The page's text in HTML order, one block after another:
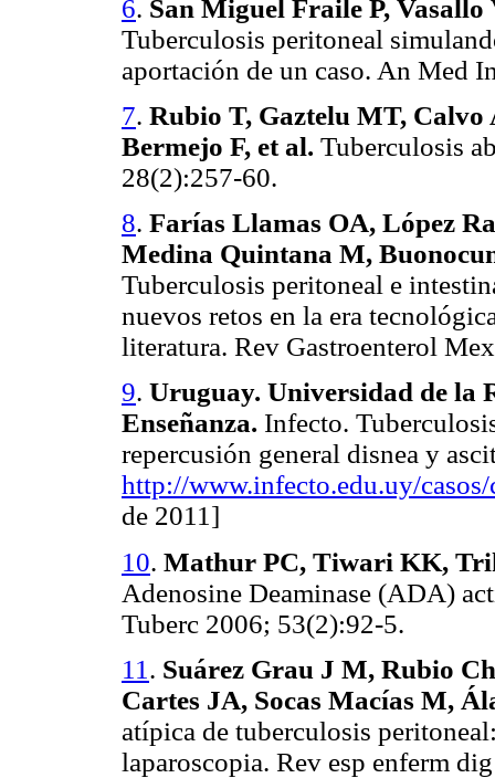
6. San Miguel Fraile P,
Tuberculosis peritoneal
aportación de un caso. An Med
7. Rubio T, Gaztelu MT, Calvo
Bermejo F, et al. Tuberculosis
28(2):257-60.
8. Farías Llamas OA, López
Medina Quintana M,
Tuberculosis peritoneal e
nuevos retos en la era
literatura. Rev Gastroenterol
9. Uruguay. Universidad de la
Enseñanza. Infecto.
repercusión general disnea y
http://www.infecto.edu.uy/
de 2011]
10. Mathur PC, Tiwari KK,
Adenosine Deaminase (ADA)
Tuberc 2006; 53(2):92-5.
11 . Suárez Grau J M, Rubio
Cartes JA, Socas Macías M,
atípica de tuberculosis
laparoscopia. Rev esp enferm